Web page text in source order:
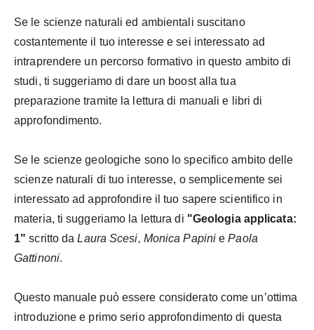
Se le scienze naturali ed ambientali suscitano
costantemente il tuo interesse e sei interessato ad
intraprendere un percorso formativo in questo ambito di
studi, ti suggeriamo di dare un boost alla tua
preparazione tramite la lettura di manuali e libri di
approfondimento.
Se le scienze geologiche sono lo specifico ambito delle
scienze naturali di tuo interesse, o semplicemente sei
interessato ad approfondire il tuo sapere scientifico in
materia, ti suggeriamo la lettura di "Geologia applicata:
1" scritto daLaura Scesi, Monica Papini ePaola
Gattinoni.
Questo manuale può essere considerato come un’ottima
introduzione e primo serio approfondimento di questa